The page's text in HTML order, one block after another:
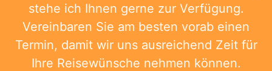
stehe ich Ihnen gerne zur Verfügung.
Vereinbaren Sie am besten vorab einen
Termin, damit wir uns ausreichend Zeit für
Ihre Reisewünsche nehmen können.